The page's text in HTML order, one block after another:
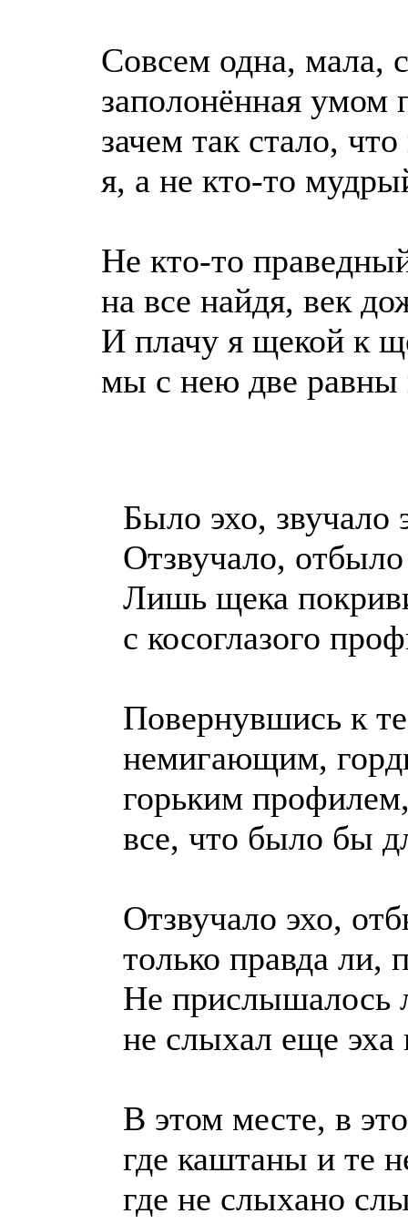
Совсем одна, мала,
заполонённая умом
зачем так стало,
я, а не кто-то
Не кто-то
на все найдя, век
И плачу я щекой к
мы с нею две равны
Было эхо, звучало
Отзвучало,
Лишь щека
с косоглазого
Повернувшись к
немигающим,
горьким
все, что было бы
Отзвучало эхо,
только правда ли,
Не прислышалось
не слыхал еще эха
В этом месте, в
где каштаны и те
где не слыхано